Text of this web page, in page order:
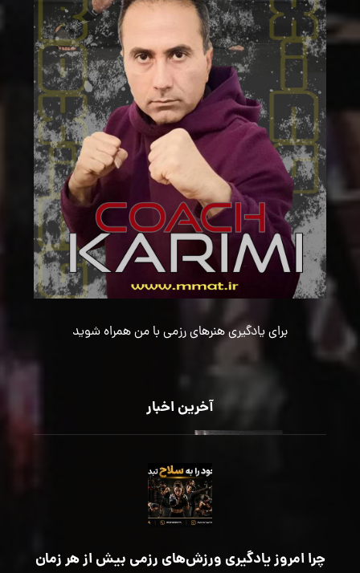
برای یادگیری هنرهای رزمی با من همراه شوید
آخرین اخبار
چرا امروز یادگیری ورزش‌های رزمی بیش از هر زمان